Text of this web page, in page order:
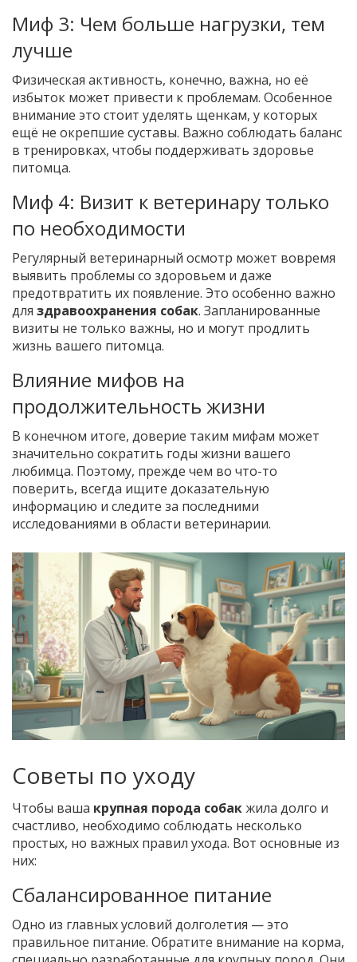
Миф 3: Чем больше нагрузки, тем
лучше
Физическая активность, конечно, важна, но её
избыток может привести к проблемам. Особенное
внимание это стоит уделять щенкам, у которых
ещё не окрепшие суставы. Важно соблюдать баланс
в тренировках, чтобы поддерживать здоровье
питомца.
Миф 4: Визит к ветеринару только
по необходимости
Регулярный ветеринарный осмотр может вовремя
выявить проблемы со здоровьем и даже
предотвратить их появление. Это особенно важно
для здравоохранения собак. Запланированные
визиты не только важны, но и могут продлить
жизнь вашего питомца.
Влияние мифов на
продолжительность жизни
В конечном итоге, доверие таким мифам может
значительно сократить годы жизни вашего
любимца. Поэтому, прежде чем во что-то
поверить, всегда ищите доказательную
информацию и следите за последними
исследованиями в области ветеринарии.
Советы по уходу
Чтобы ваша крупная порода собакжила долго и
счастливо, необходимо соблюдать несколько
простых, но важных правил ухода. Вот основные из
них:
Сбалансированное питание
Одно из главных условий долголетия — это
правильное питание. Обратите внимание на корма,